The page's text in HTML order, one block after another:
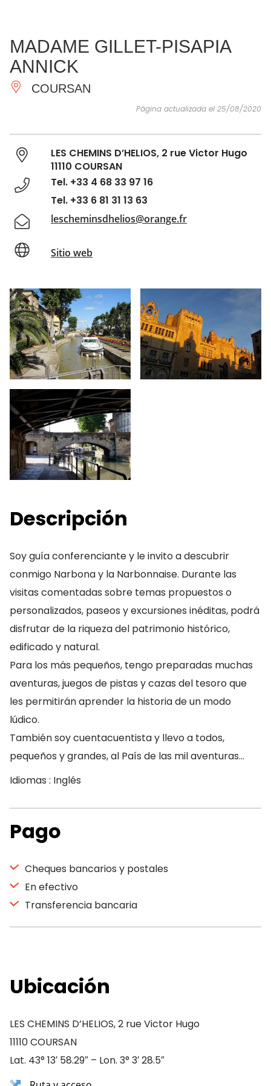
IMPRESCINDIBLES
HACER
INSPIRACIONES
MADAME GILLET-PISAPIA
ANNICK
COURSAN
Página actualizada el 25/08/2020
LES CHEMINS D’HELIOS, 2 rue Victor Hugo
11110 COURSAN
Tel. +33 4 68 33 97 16
Tel. +33 6 81 31 13 63
lescheminsdhelios@orange.fr
Sitio web
Descripción
Soy guía conferenciante y le invito a descubrir
conmigo Narbona y la Narbonnaise. Durante las
visitas comentadas sobre temas propuestos o
personalizados, paseos y excursiones inéditas, podrá
disfrutar de la riqueza del patrimonio histórico,
edificado y natural.
Para los más pequeños, tengo preparadas muchas
aventuras, juegos de pistas y cazas del tesoro que
les permitirán aprender la historia de un modo
lúdico.
También soy cuentacuentista y llevo a todos,
pequeños y grandes, al País de las mil aventuras…
Idiomas : Inglés
Pago
Cheques bancarios y postales
En efectivo
Transferencia bancaria
Ubicación
LES CHEMINS D’HELIOS, 2 rue Victor Hugo
11110 COURSAN
Lat. 43° 13′ 58.29″ – Lon. 3° 3′ 28.5″